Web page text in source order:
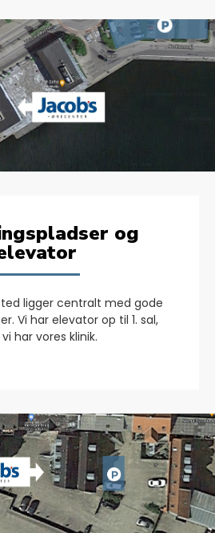
og
ligger centralt med gode
Vi har elevator op til 1. sal,
har vores klinik.